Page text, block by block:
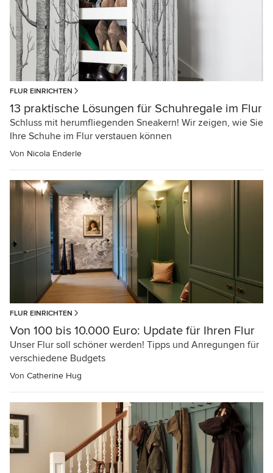
FLUR EINRICHTEN
13 praktische Lösungen für Schuhregale im Flur
Schluss mit herumfliegenden Sneakern! Wir zeigen, wie Sie
Ihre Schuhe im Flur verstauen können
Von Nicola Enderle
FLUR EINRICHTEN
Von 100 bis 10.000 Euro: Update für Ihren Flur
Unser Flur soll schöner werden! Tipps und Anregungen für
verschiedene Budgets
Von Catherine Hug